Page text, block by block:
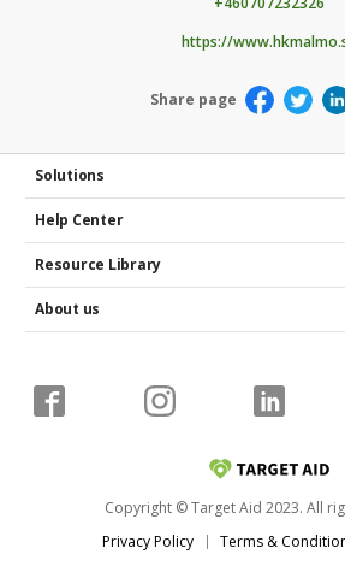
https://
Share page
Solutions
Help Center
Resource Library
About us
Copyright © Target Aid 2023. All
Privacy Policy
Terms &